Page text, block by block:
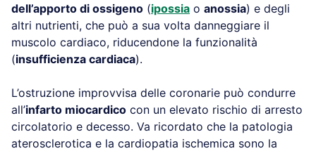
dell’apporto di ossigeno (ipossia o anossia) e degli
altri nutrienti, che può a sua volta danneggiare il
muscolo cardiaco, riducendone la funzionalità
(insufficienza cardiaca).
L’ostruzione improvvisa delle coronarie può condurre
all’infarto miocardico con un elevato rischio di arresto
circolatorio e decesso. Va ricordato che la patologia
aterosclerotica e la cardiopatia ischemica sono la